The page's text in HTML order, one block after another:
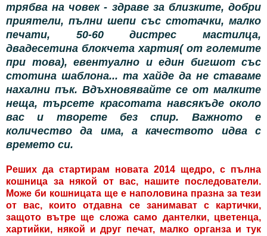
трябва на човек - здраве за близките, добри
приятели, пълни шепи със стотачки, малко
печати, 50-60 дистрес мастилца,
двадесетина блокчета хартия( от големите
при това), евентуално и един бигшот със
стотина шаблона... та хайде да не ставаме
нахални пък. Вдъхновявайте се от малките
неща, търсете красотата навсякъде около
вас и творете без спир. Важното е
количество да има, а качеството идва с
времето си.
Реших да стартирам новата 2014 щедро, с пълна
кошница за някой от вас, нашите последователи.
Може би кошницата ще е наполовина празна за тези
от вас, които отдавна се занимават с картички,
защото вътре ще сложа само дантелки, цветенца,
хартийки, някой и друг печат, малко органза и тук